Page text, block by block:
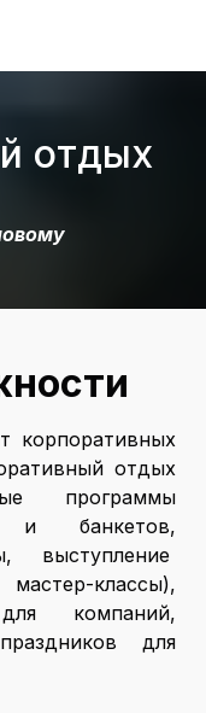
отдых
корпоративных
отдых
программы
и банкетов,
выступление
классы),
компаний,
для